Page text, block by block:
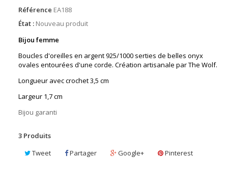
Référence EA188
État : Nouveau produit
Bijou femme
Boucles d'oreilles en argent 925/1000 serties de belles onyx
ovales entourées d'une corde. Création artisanale par The Wolf.
Longueur avec crochet 3,5 cm
Largeur 1,7 cm
Bijou garanti
3 Produits
Tweet
Partager Google+ Pinterest